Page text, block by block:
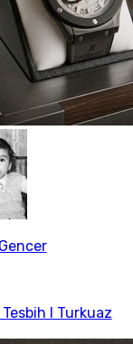
I Turkuaz